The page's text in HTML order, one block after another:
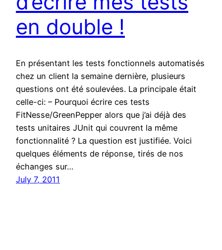
en double !
En présentant les tests fonctionnels automatisés
chez un client la semaine dernière, plusieurs
questions ont été soulevées. La principale était
celle-ci: – Pourquoi écrire ces tests
FitNesse/GreenPepper alors que j’ai déjà des
tests unitaires JUnit qui couvrent la même
fonctionnalité ? La question est justifiée. Voici
quelques éléments de réponse, tirés de nos
échanges sur…
July 7, 2011